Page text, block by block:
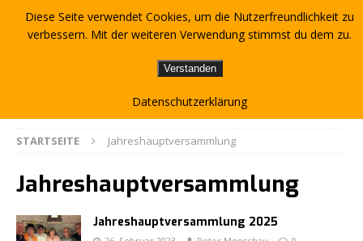
STARTSEITE Jahreshauptversammlung
Jahreshauptversammlung
Jahreshauptversammlung 2025
Diese Seite verwendet Cookies, um die Nutzerfreundlichkeit zu
verbessern. Mit der weiteren Verwendung stimmst du dem zu.
Verstanden
Datenschutzerklärung